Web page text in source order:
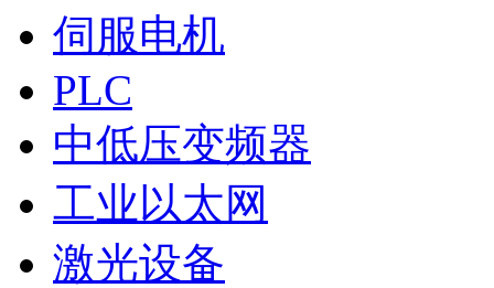
伺服电机
PLC
中低压变频器
工业以太网
激光设备